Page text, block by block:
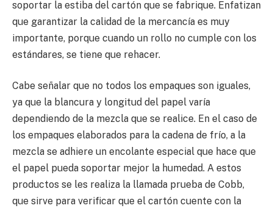
soportar la estiba del cartón que se fabrique. Enfatizan
que garantizar la calidad de la mercancía es muy
importante, porque cuando un rollo no cumple con los
estándares, se tiene que rehacer.
Cabe señalar que no todos los empaques son iguales,
ya que la blancura y longitud del papel varía
dependiendo de la mezcla que se realice. En el caso de
los empaques elaborados para la cadena de frío, a la
mezcla se adhiere un encolante especial que hace que
el papel pueda soportar mejor la humedad. A estos
productos se les realiza la llamada prueba de Cobb,
que sirve para verificar que el cartón cuente con la